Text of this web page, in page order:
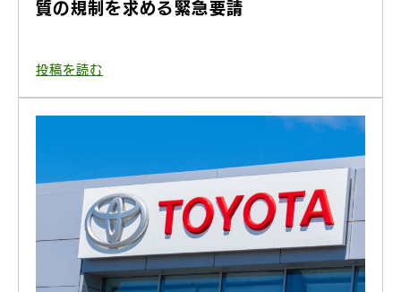
質の規制を求める緊急要請
投稿を読む